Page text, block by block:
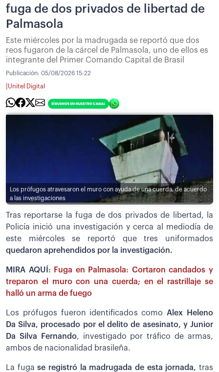
fuga de dos privados de libertad de
Palmasola
Este miércoles por la madrugada se reportó que dos
reos fugaron de la cárcel de Palmasola, uno de ellos es
integrante del Primer Comando Capital de Brasil
Publicación: 05/08/2026 15:22
Unitel Digital
Los prófugos atravesaron el muro con ayuda de una cuerda, de acuerdo
a las investigaciones
Tras reportarse la fuga de dos privados de libertad, la
Policía inició una investigación y cerca al mediodía de
este miércoles se reportó que tres uniformados
quedaron aprehendidos por la investigación.
MIRA AQUÍ:
Fuga en Palmasola: Cortaron candados y
treparon el muro con una cuerda; en el rastrillaje se
halló un arma de fuego
Los prófugos fueron identificados como Alex
Heleno
Da Silva, procesado por el delito de asesinato, y Junior
Da Silva Fernando, investigado por tráfico de armas,
ambos de nacionalidad brasileña.
La fugase registró la madrugada de esta jornada, tras